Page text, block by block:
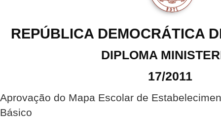
REPÚBLICA DEMOCRÁTICA
DIPLOMA
17/2011
Aprovação do Mapa Escolar de
Básico